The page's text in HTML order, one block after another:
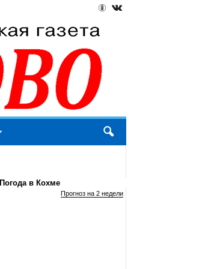
Погода в Кохме
Прогноз на 2 недели